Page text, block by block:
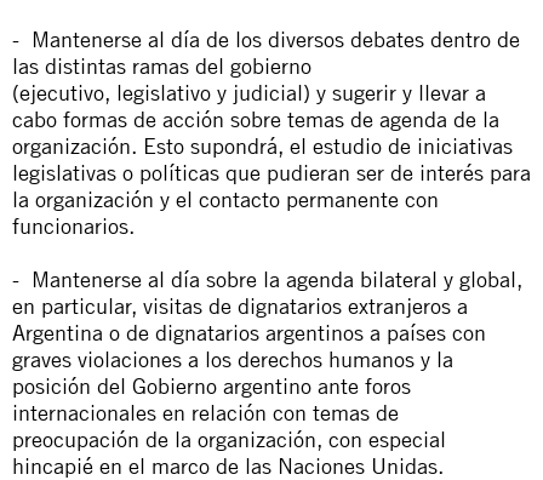
- Mantenerse al día de los diversos debates dentro de
las distintas ramas del gobierno
(ejecutivo, legislativo y judicial) y sugerir y llevar a
cabo formas de acción sobre temas de agenda de la
organización. Esto supondrá, el estudio de iniciativas
legislativas o políticas que pudieran ser de interés para
la organización y el contacto permanente con
funcionarios.
- Mantenerse al día sobre la agenda bilateral y global,
en particular, visitas de dignatarios extranjeros a
Argentina o de dignatarios argentinos a países con
graves violaciones a los derechos humanos y la
posición del Gobierno argentino ante foros
internacionales en relación con temas de
preocupación de la organización, con especial
hincapié en el marco de las Naciones Unidas.